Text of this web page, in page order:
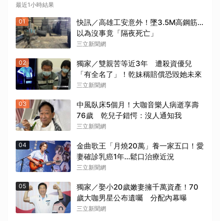
最近1小時結果
01
快訊／高雄工安意外！墜3.5M高鋼筋…
以為沒事竟「隔夜死亡」
三立新聞網
02
獨家／雙親苦等近3年 遭殺資優兒
「有全名了」！乾妹稱賠償恐毀她未來
三立新聞網
03
中風臥床5個月！大咖音樂人病逝享壽
76歲 乾兒子錯愕：沒人通知我
三立新聞網
04
金曲歌王「月燒20萬」養一家五口！愛
妻確診乳癌1年…鬆口治療近況
三立新聞網
05
獨家／娶小20歲嫩妻擁千萬資產！70
歲大咖男星公布遺囑 分配內幕曝
三立新聞網